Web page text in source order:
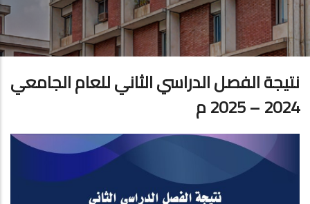
نتيجة الفصل الدراسي الثاني للعام الجامعي
2024 – 2025 م